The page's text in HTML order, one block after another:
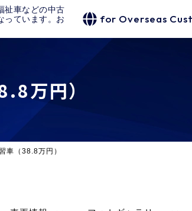
祉車などの中古
っています。お
for Overseas
万円）
車（38.8万円）